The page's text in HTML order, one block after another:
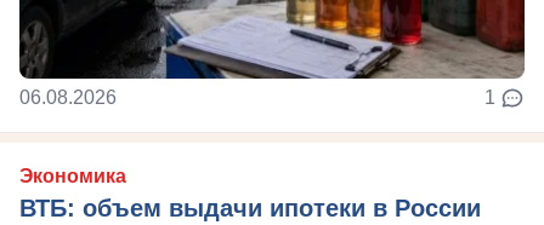
06.08.2026 1
Экономика
ВТБ: объем выдачи ипотеки в России